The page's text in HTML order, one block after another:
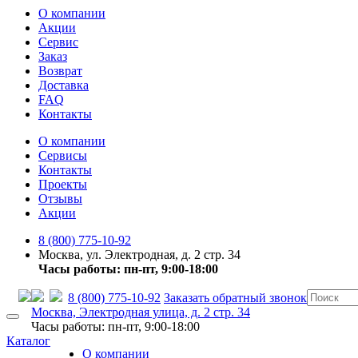
О компании
Акции
Сервис
Заказ
Возврат
Доставка
FAQ
Контакты
О компании
Сервисы
Контакты
Проекты
Отзывы
Акции
8 (800) 775-10-92
Москва, ул. Электродная, д. 2 стр. 34
Часы работы: пн-пт, 9:00-18:00
8 (800) 775-10-92 Заказать обратный звонок
Москва, Электродная улица, д. 2 стр. 34
Часы работы: пн-пт, 9:00-18:00
Каталог
О компании